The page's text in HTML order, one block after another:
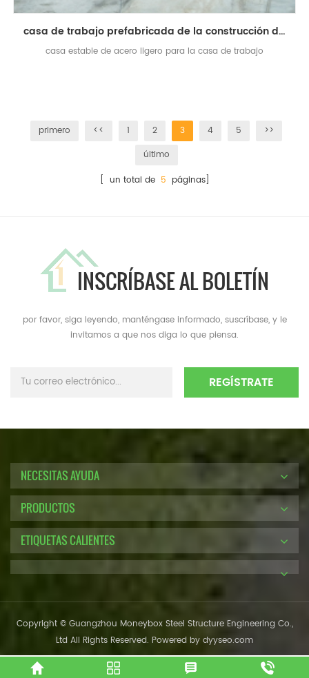
casa de trabajo prefabricada de la construcción de acero barata económica del diseño modular
casa estable de acero ligero para la casa de trabajo
primero << 1 2 3 4 5
>>
último
[ un total de 5 páginas]
INSCRÍBASE AL BOLETÍN
por favor, siga leyendo, manténgase informado, suscríbase, y le
invitamos a que nos diga lo que piensa.
NECESITAS AYUDA
PRODUCTOS
ETIQUETAS CALIENTES
Copyright © Guangzhou Moneybox Steel Structure Engineering Co.,
Ltd All Rights Reserved. Powered by dyyseo.com